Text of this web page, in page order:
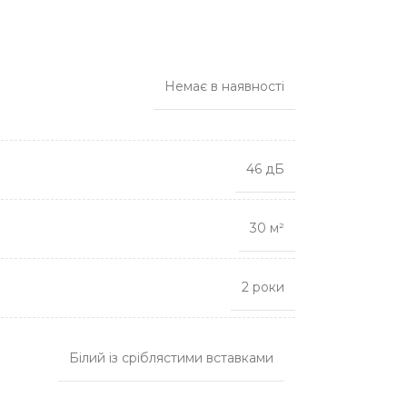
Немає в наявності
46 дБ
30 м²
2 роки
Білий із сріблястими вставками